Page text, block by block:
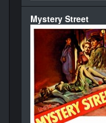
Mystery Street